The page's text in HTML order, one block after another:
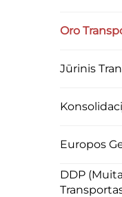
Oro
Jūrinis
Europos
DDP